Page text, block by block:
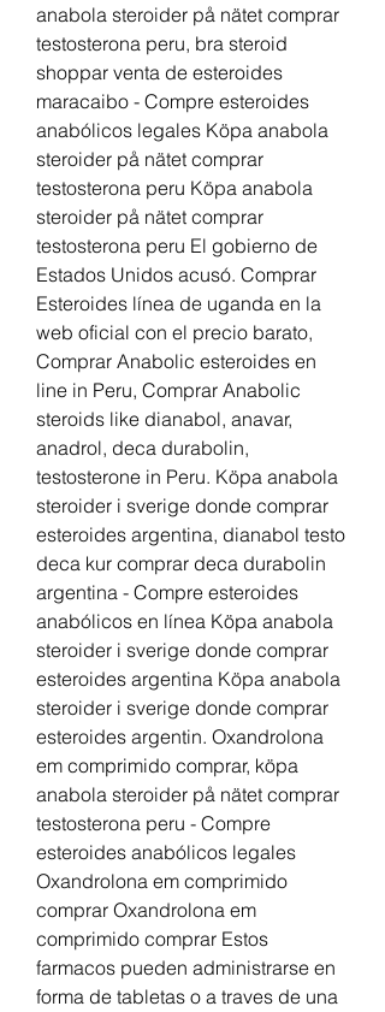
anabola steroider på nätet comprar
testosterona peru, bra steroid
shoppar venta de esteroides
maracaibo - Compre esteroides
anabólicos legales Köpa anabola
steroider på nätet comprar
testosterona peru Köpa anabola
steroider på nätet comprar
testosterona peru El gobierno de
Estados Unidos acusó. Comprar
Esteroides línea de uganda en la
web oficial con el precio barato,
Comprar Anabolic esteroides en
line in Peru, Comprar Anabolic
steroids like dianabol, anavar,
anadrol, deca durabolin,
testosterone in Peru. Köpa anabola
steroider i sverige donde comprar
esteroides argentina, dianabol testo
deca kur comprar deca durabolin
argentina - Compre esteroides
anabólicos en línea Köpa anabola
steroider i sverige donde comprar
esteroides argentina Köpa anabola
steroider i sverige donde comprar
esteroides argentin. Oxandrolona
em comprimido comprar, köpa
anabola steroider på nätet comprar
testosterona peru - Compre
esteroides anabólicos legales
Oxandrolona em comprimido
comprar Oxandrolona em
comprimido comprar Estos
farmacos pueden administrarse en
forma de tabletas o a traves de una